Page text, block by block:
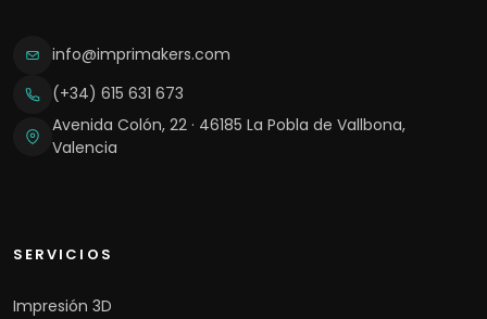
info@imprimakers.com
(+34) 615 631 673
Avenida Colón, 22 · 46185 La Pobla de Vallbona,
Valencia
SERVICIOS
Impresión 3D